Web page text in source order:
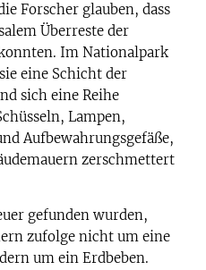
Forscher glauben, dass
Überreste der
Im Nationalpark
eine Schicht der
sich eine Reihe
Lampen,
Aufbewahrungsgefäße,
zerschmettert
gefunden wurden,
zufolge nicht um eine
um ein Erdbeben.